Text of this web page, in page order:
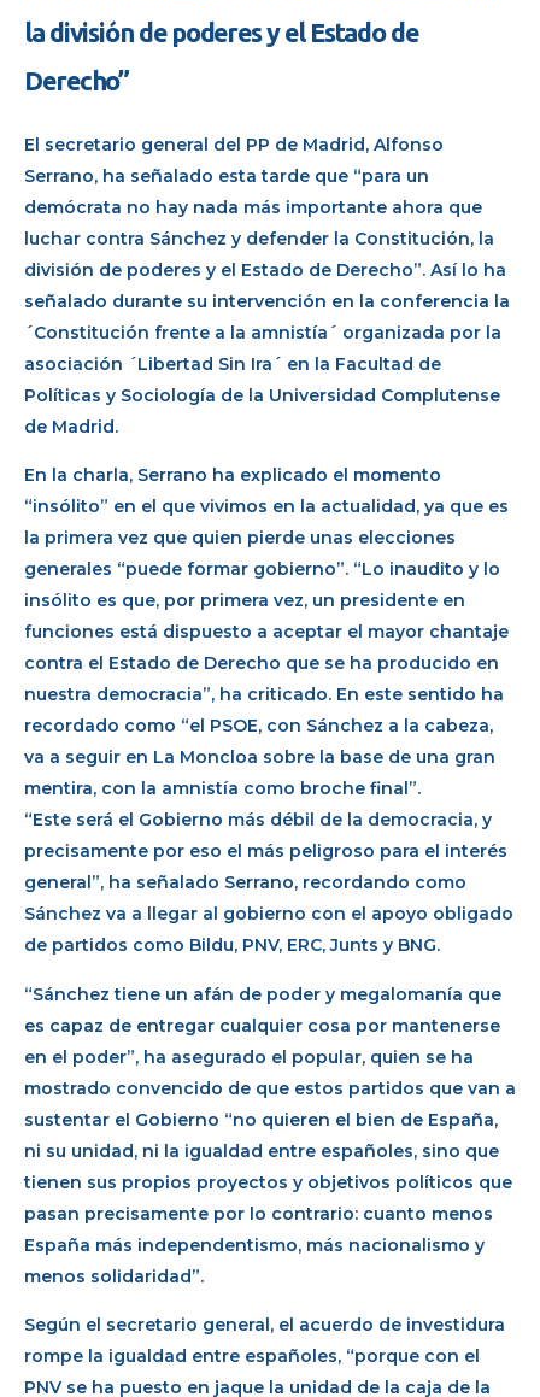
la división de poderes y el Estado de
Derecho”
El secretario general del PP de Madrid, Alfonso
Serrano, ha señalado esta tarde que “para un
demócrata no hay nada más importante ahora que
luchar contra Sánchez y defender la Constitución, la
división de poderes y el Estado de Derecho”. Así lo ha
señalado durante su intervención en la conferencia la
´Constitución frente a la amnistía´ organizada por la
asociación ´Libertad Sin Ira´ en la Facultad de
Políticas y Sociología de la Universidad Complutense
de Madrid.
En la charla, Serrano ha explicado el momento
“insólito” en el que vivimos en la actualidad, ya que es
la primera vez que quien pierde unas elecciones
generales “puede formar gobierno”. “Lo inaudito y lo
insólito es que, por primera vez, un presidente en
funciones está dispuesto a aceptar el mayor chantaje
contra el Estado de Derecho que se ha producido en
nuestra democracia”, ha criticado. En este sentido ha
recordado como “el PSOE, con Sánchez a la cabeza,
va a seguir en La Moncloa sobre la base de una gran
mentira, con la amnistía como broche final”.
“Este será el Gobierno más débil de la democracia, y
precisamente por eso el más peligroso para el interés
general”, ha señalado Serrano, recordando como
Sánchez va a llegar al gobierno con el apoyo obligado
de partidos como Bildu, PNV, ERC, Junts y BNG.
“Sánchez tiene un afán de poder y megalomanía que
es capaz de entregar cualquier cosa por mantenerse
en el poder”, ha asegurado el popular, quien se ha
mostrado convencido de que estos partidos que van a
sustentar el Gobierno “no quieren el bien de España,
ni su unidad, ni la igualdad entre españoles, sino que
tienen sus propios proyectos y objetivos políticos que
pasan precisamente por lo contrario: cuanto menos
España más independentismo, más nacionalismo y
menos solidaridad”.
Según el secretario general, el acuerdo de investidura
rompe la igualdad entre españoles, “porque con el
PNV se ha puesto en jaque la unidad de la caja de la